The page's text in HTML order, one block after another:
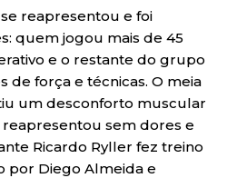
reapresentou e foi
quem jogou mais de 45
e o restante do grupo
de força e técnicas. O meia
um desconforto muscular
reapresentou sem dores e
Ricardo Ryller fez treino
por Diego Almeida e